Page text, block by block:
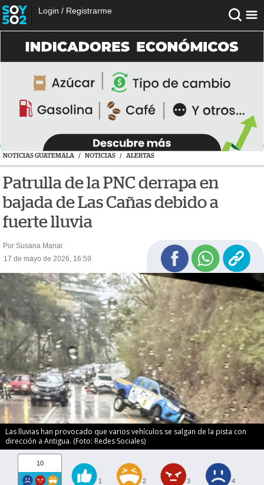
Login / Registrarme
NOTICIAS GUATEMALA / NOTICIAS / ALERTAS
Patrulla de la PNC derrapa en
bajada de Las Cañas debido a
fuerte lluvia
Por Susana Manai
17 de mayo de 2026, 16:59
Las lluvias han provocado que varios vehículos se salgan de la pista con
dirección a Antigua. (Foto: Redes Sociales)
10
1 2 3 4